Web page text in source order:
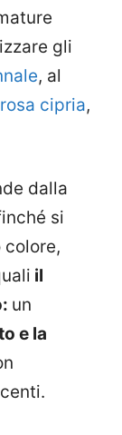
gli
, al
cipria,
dalla
si
il
un
e la